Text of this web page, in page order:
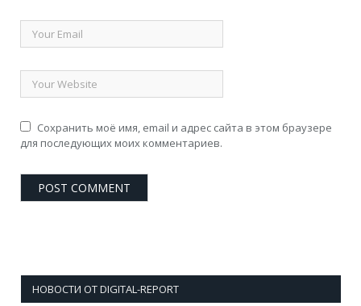
Сохранить моё имя, email и адрес сайта в этом браузере
для последующих моих комментариев.
НОВОСТИ ОТ DIGITAL-REPORT